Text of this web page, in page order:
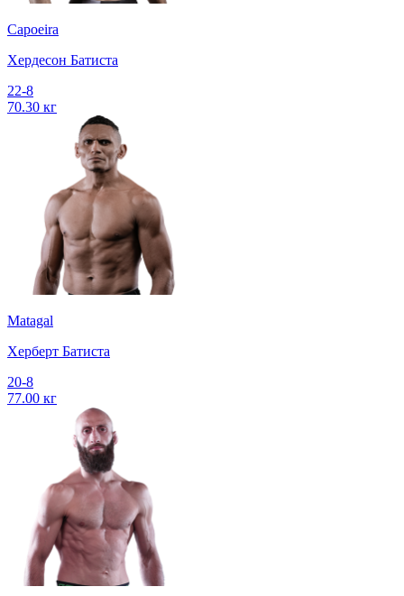
Capoeira
Хердесон Батиста
22-8
70.30 кг
Matagal
Херберт Батиста
20-8
77.00 кг